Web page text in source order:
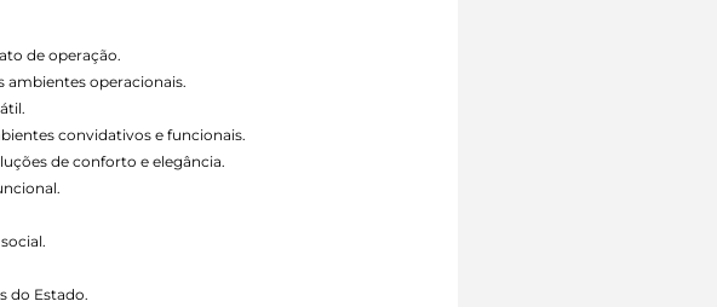
de operação.
ambientes operacionais.
convidativos e funcionais.
de conforto e elegância.
do Estado.